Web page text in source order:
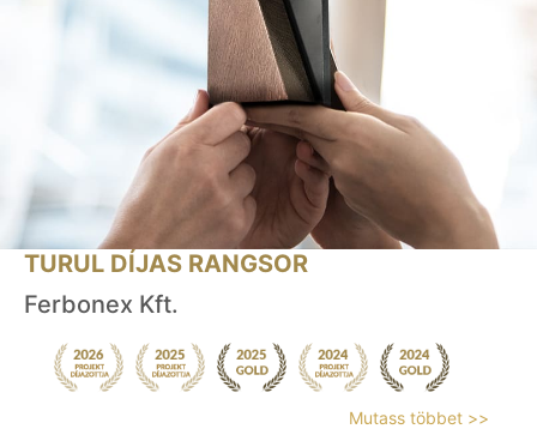
TURUL DÍJAS RANGSOR
Ferbonex Kft.
Mutass többet >>